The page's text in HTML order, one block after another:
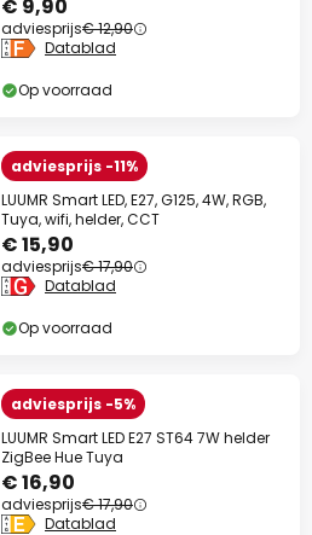
€ 9,90
adviesprijs€ 12,90
Datablad
Op voorraad
adviesprijs -11%
LUUMR Smart LED, E27, G125, 4W, RGB,
Tuya, wifi, helder, CCT
€ 15,90
adviesprijs€ 17,90
Datablad
Op voorraad
adviesprijs -5%
LUUMR Smart LED E27 ST64 7W helder
ZigBee Hue Tuya
€ 16,90
adviesprijs€ 17,90
Datablad